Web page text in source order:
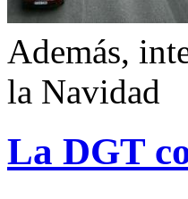
Además,
la Navidad
La DGT